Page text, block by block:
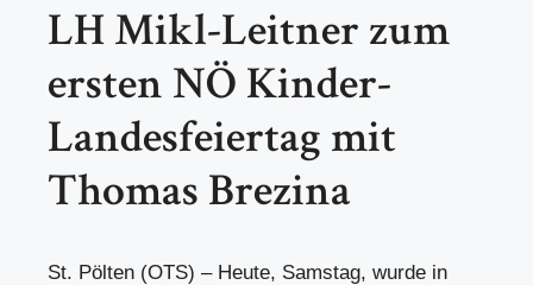
LH Mikl-Leitner zum
ersten NÖ Kinder-
Landesfeiertag mit
Thomas Brezina
St. Pölten (OTS) – Heute, Samstag, wurde in